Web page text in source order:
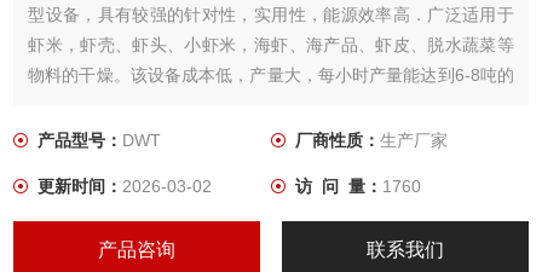
型设备，具有较强的针对性，实用性，能源效率高．广泛适用于
虾米，虾壳、虾头、小虾米，海虾、海产品、虾皮、脱水蔬菜等
物料的干燥。该设备成本低，产量大，每小时产量能达到6-8吨的
产品型号： DWT 厂商性质： 生产厂家
更新时间：2026-03-02 访 问 量： 1760
产品咨询 联系我们